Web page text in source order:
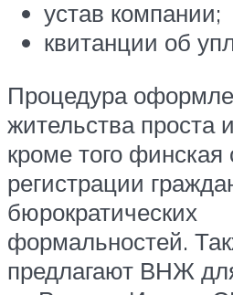
устав компании;
квитанции об
Процедура
жительства проста
кроме того финская
регистрации
бюрократических
формальностей.
предлагают ВНЖ